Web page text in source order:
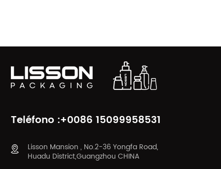
Teléfono :+0086 15099958531
Lisson Mansion , No.2-36 Yongfa Road,
Huadu District,Guangzhou CHINA